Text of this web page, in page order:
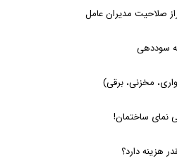
صلاحیت مدیران عامل
سوددهی
مخزنی، برقی)
نمای ساختمان!
هزینه دارد؟